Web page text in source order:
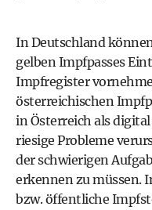
In Deutschland
gelben Impfpasses
Impfregister
österreichischen
in Österreich als
riesige Probleme
der schwierigen
erkennen zu müssen.
bzw. öffentliche